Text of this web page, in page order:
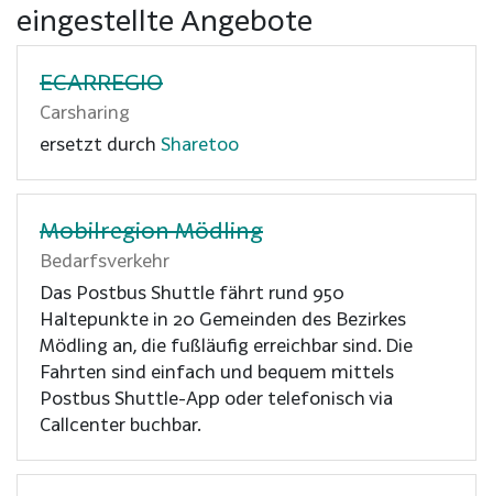
eingestellte Angebote
ECARREGIO
Carsharing
ersetzt durch Sharetoo
Mobilregion Mödling
Bedarfsverkehr
Das Postbus Shuttle fährt rund 950
Haltepunkte in 20 Gemeinden des Bezirkes
Mödling an, die fußläufig erreichbar sind. Die
Fahrten sind einfach und bequem mittels
Postbus Shuttle-App oder telefonisch via
Callcenter buchbar.